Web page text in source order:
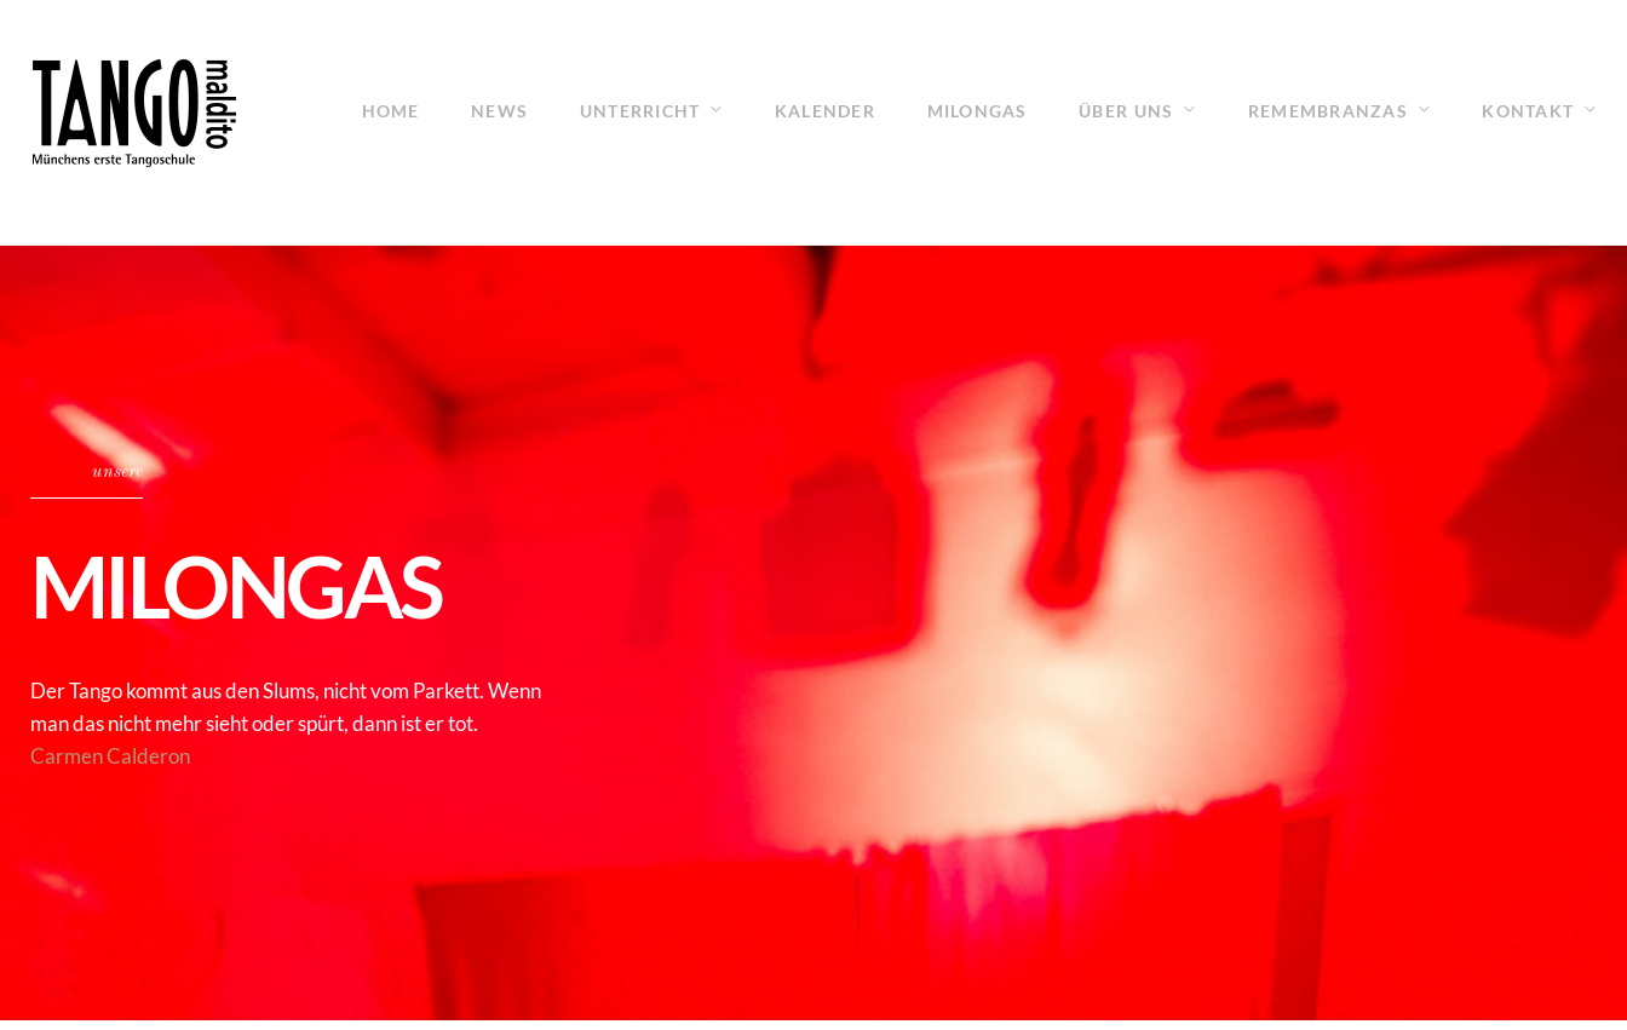
HOME NEWS UNTERRICHT KALENDER MILONGAS ÜBER UNS REMEMBRANZAS KONTAKT
unsere
MILONGAS
Der Tango kommt aus den Slums, nicht vom Parkett. Wenn
man das nicht mehr sieht oder spürt, dann ist er tot.
Carmen Calderon